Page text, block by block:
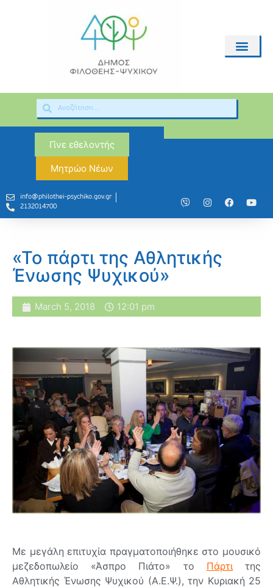
Γίνε εθελοντής
Μητρώο Νέων
info@philothei-psychiko.gov.gr
2132014700
«Το πάρτι της Αθλητικής
Ένωσης Ψυχικού»
March 5, 2018 12:01 pm
Με μεγάλη επιτυχία πραγματοποιήθηκε στο μουσικό
μεζεδοπωλείο «Άσπρο Πιάτο» το Πάρτιτης
Αθλητικής Ένωσης Ψυχικού (Α.Ε.Ψ.), την Κυριακή 25